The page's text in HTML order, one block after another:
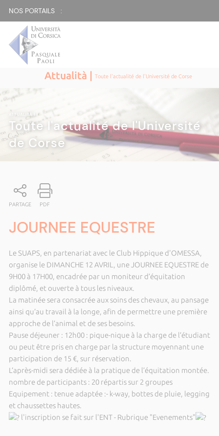
NOS PORTAILS :
Attualità |Toute l'actualité de l'Université de Corse
ATTUALITÀ|
Toute l'actualité de l'Université
de Corse
PARTAGE PDF
JOURNEE EQUESTRE
Le SUAPS, en partenariat avec le Club Hippique d'OMESSA,
organise le DIMANCHE 12 AVRIL, une JOURNEE EQUESTRE de
9H00 à 17H00, encadrée par un moniteur d’équitation
diplômé, et ouverte à tous les niveaux.
La matinée sera consacrée aux soins des chevaux, au pansage
ainsi qu’au travail à la longe, afin de permettre une première
approche de l’animal et de ses besoins.
Pause déjeuner : 12h00 : pique-nique à la charge de l’étudiant
ou peut être pris en charge par la structure moyennant une
participation de 15 €, sur réservation.
L’après-midi sera dédiée à la pratique de l’équitation montée.
nombre de participants : 20 répartis sur 2 groupes
Equipement : tenue adaptée :- k-way, bottes de pluie, legging
et chaussettes hautes.
l'inscription se fait sur l'ENT - Rubrique "Evenements"